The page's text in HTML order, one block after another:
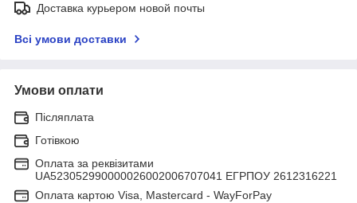
Доставка курьером новой почты
Всі умови доставки
Умови оплати
Післяплата
Готівкою
Оплата за реквізитами
UA523052990000026002006707041 ЕГРПОУ 2612316221
Оплата картою Visa, Mastercard - WayForPay